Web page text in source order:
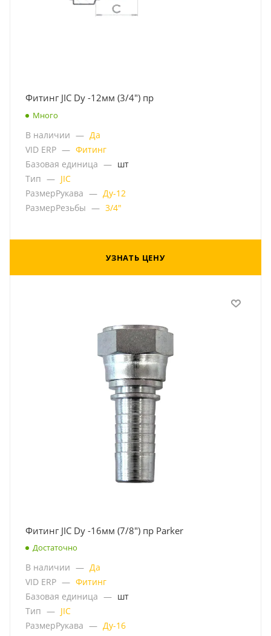
Фитинг JIC Dу -12мм (3/4") пр
Много
В наличии — Да
VID ERP — Фитинг
Базовая единица — шт
Тип — JIC
РазмерРукава — Ду-12
РазмерРезьбы — 3/4"
УЗНАТЬ ЦЕНУ
Фитинг JIC Dy -16мм (7/8") пр Parker
Достаточно
В наличии — Да
VID ERP — Фитинг
Базовая единица — шт
Тип — JIC
РазмерРукава — Ду-16